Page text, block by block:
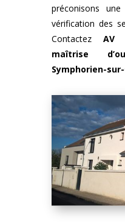
préconisons
vérification des
Contactez AV
maîtrise
Symphorien-